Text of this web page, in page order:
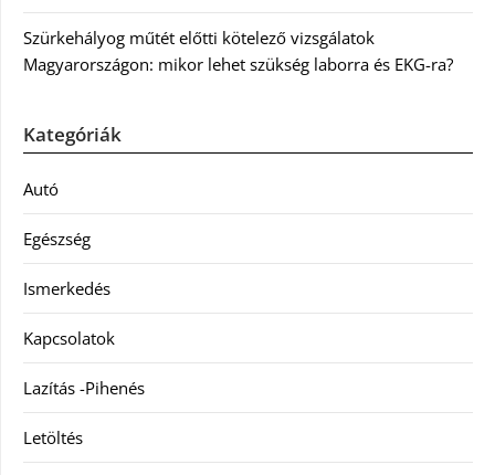
Szürkehályog műtét előtti kötelező vizsgálatok
Magyarországon: mikor lehet szükség laborra és EKG-ra?
Kategóriák
Autó
Egészség
Ismerkedés
Kapcsolatok
Lazítás -Pihenés
Letöltés